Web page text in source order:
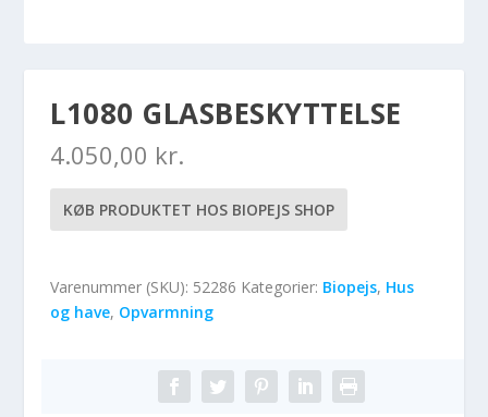
L1080 GLASBESKYTTELSE
4.050,00 kr.
KØB PRODUKTET HOS BIOPEJS SHOP
Varenummer (SKU): 52286 Kategorier: Biopejs, Hus
og have, Opvarmning